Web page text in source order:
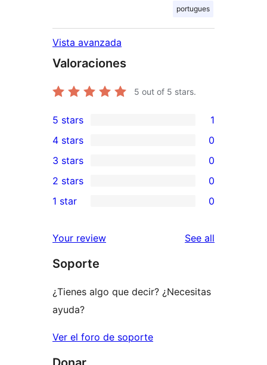
portugues
Vista avanzada
Valoraciones
5 out of 5 stars.
1
5-
star
review
5 stars 1
4-
star
reviews
4 stars 0
0
3-
star
3 stars 0
2-
reviews
2 stars 0
star
reviews
1 star 0
Your review See all
Soporte
¿Tienes algo que decir? ¿Necesitas
ayuda?
Ver el foro de soporte